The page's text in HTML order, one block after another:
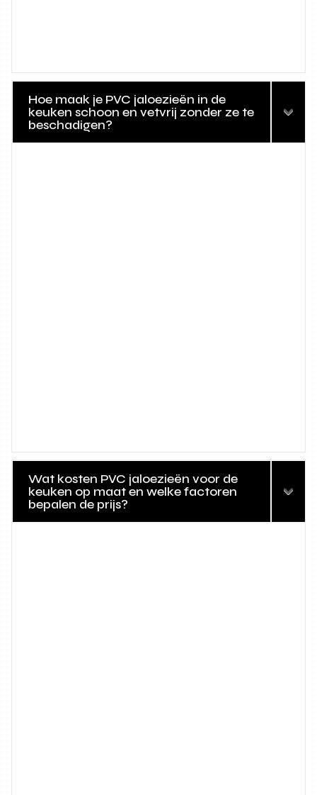
Hoe maak je PVC jaloezieën in de
keuken schoon en vetvrij zonder ze te
beschadigen?
Wat kosten PVC jaloezieën voor de
keuken op maat en welke factoren
bepalen de prijs?